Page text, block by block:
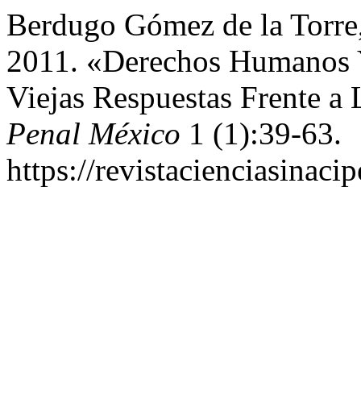
Berdugo Gómez de la
2011. «Derechos
Viejas Respuestas Frente
Penal México 1 (1):39-63.
https://